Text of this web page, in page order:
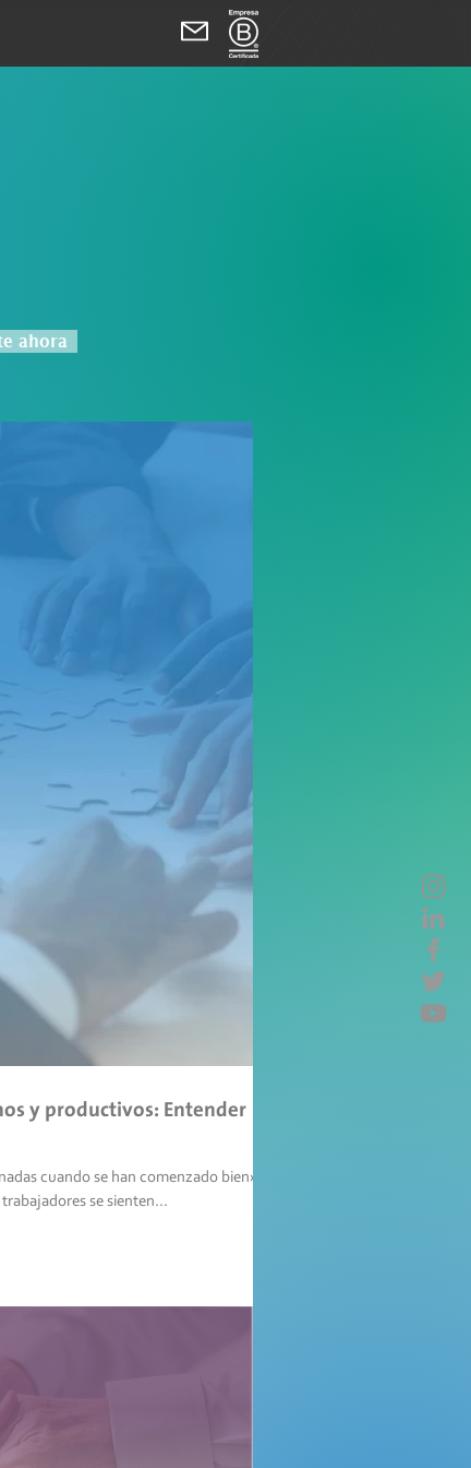
ahora
y productivos: Entender
cuando se han comenzado bien» -
los trabajadores se sienten...